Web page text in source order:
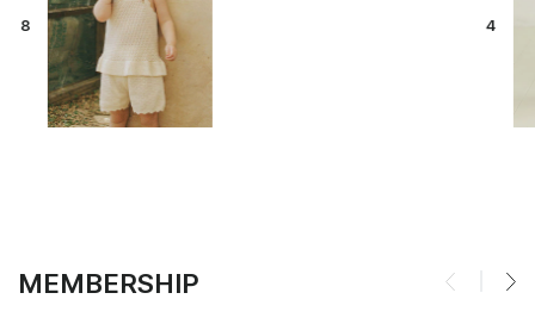
MEMBERSHIP